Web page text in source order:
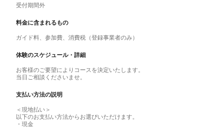
受付期間外
料金に含まれるもの
ガイド料、参加費、消費税（登録事業者のみ）
体験のスケジュール・詳細
お客様のご要望によりコースを決定いたします。
当日ご相談くださいませ。
支払い方法の説明
＜現地払い＞
以下のお支払い方法からお選びいただけます。
・現金